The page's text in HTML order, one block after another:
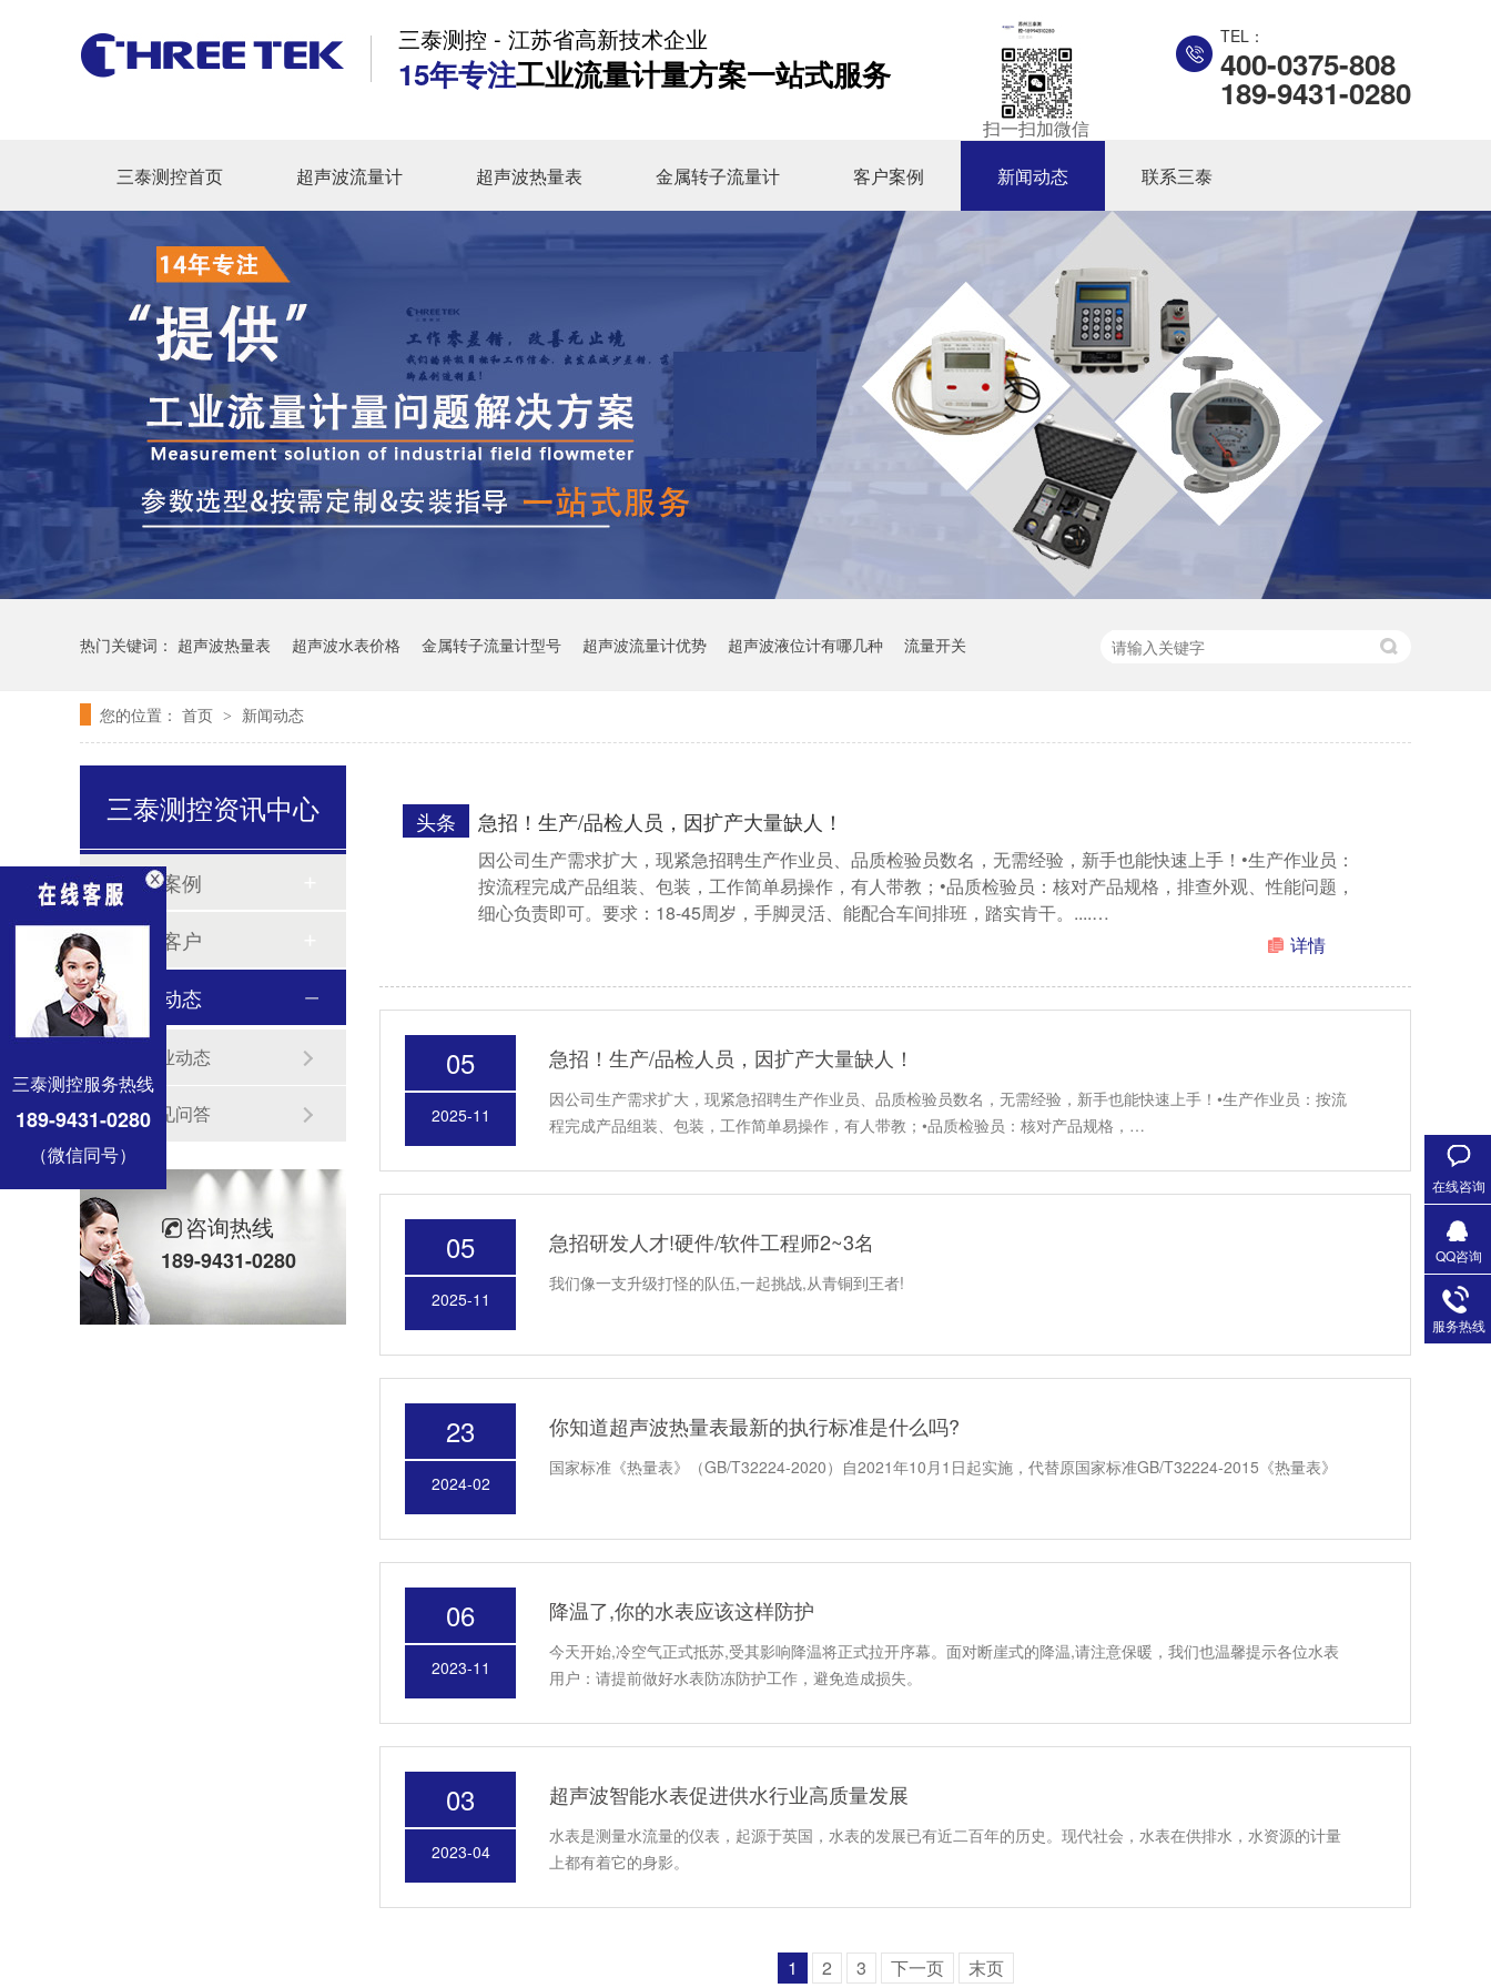
三泰测控 - 江苏省高新技术企业
15年专注工业流量计量方案一站式服务
扫一扫加微信
TEL：
400-0375-808
189-9431-0280
三泰测控首页 超声波流量计 超声波热量表 金属转子流量计 客户案例 新闻动态 联系三泰
热门关键词： 超声波热量表 超声波水表价格 金属转子流量计型号 超声波流量计优势 超声波液位计有哪几种 流量开关
您的位置： 首页 > 新闻动态
急招！生产/品检人员，因扩产大量缺人！
头条
因公司生产需求扩大，现紧急招聘生产作业员、品质检验员数名，无需经验，新手也能快速上手！•生产作业员：
按流程完成产品组装、包装，工作简单易操作，有人带教；•品质检验员：核对产品规格，排查外观、性能问题，
细心负责即可。要求：18-45周岁，手脚灵活、能配合车间排班，踏实肯干。....…
详情
05
2025-11
急招！生产/品检人员，因扩产大量缺人！
因公司生产需求扩大，现紧急招聘生产作业员、品质检验员数名，无需经验，新手也能快速上手！•生产作业员：按流
程完成产品组装、包装，工作简单易操作，有人带教；•品质检验员：核对产品规格，…
05
2025-11
急招研发人才!硬件/软件工程师2~3名
我们像一支升级打怪的队伍,一起挑战,从青铜到王者!
23
2024-02
你知道超声波热量表最新的执行标准是什么吗?
国家标准《热量表》（GB/T32224-2020）自2021年10月1日起实施，代替原国家标准GB/T32224-2015《热量表》
06
2023-11
降温了,你的水表应该这样防护
今天开始,冷空气正式抵苏,受其影响降温将正式拉开序幕。面对断崖式的降温,请注意保暖，我们也温馨提示各位水表
用户：请提前做好水表防冻防护工作，避免造成损失。
03
2023-04
超声波智能水表促进供水行业高质量发展
水表是测量水流量的仪表，起源于英国，水表的发展已有近二百年的历史。现代社会，水表在供排水，水资源的计量
上都有着它的身影。
1 2 3 下一页 末页
三泰测控资讯中心
客户案例
合作客户
新闻动态
企业动态
常见问答
咨询热线
189-9431-0280
在线咨询
QQ咨询
服务热线
三泰测控服务热线
189-9431-0280
（微信同号）